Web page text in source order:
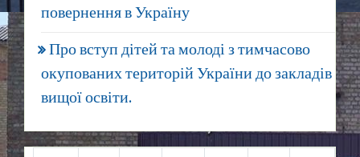
повернення в Україну
Про вступ дітей та молоді з тимчасово
окупованих територій України до закладів
вищої освіти.